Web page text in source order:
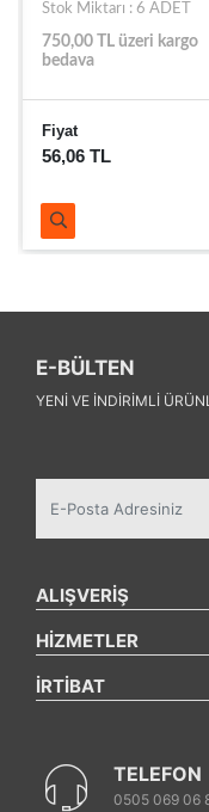
Stok Miktarı : 6 ADET
750,00 TL üzeri kargo
bedava
Fiyat
56,06 TL
E-BÜLTEN
YENI VE INDIRIMLI
ALIŞVERİŞ
HİZMETLER
İRTİBAT
TELEFON
0505 069 06